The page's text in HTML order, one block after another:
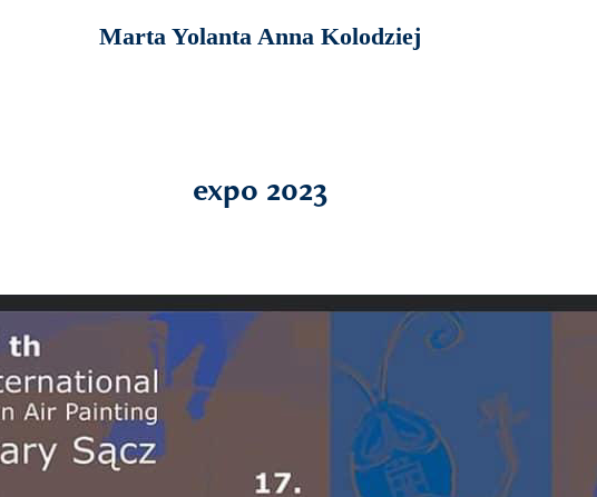
Marta Yolanta Anna Kolodziej
expo 2023